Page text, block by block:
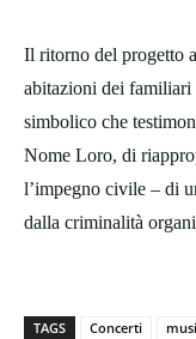
Il ritorno del progetto
abitazioni dei familiari
simbolico che
Nome Loro, di
l’impegno civile – di
dalla criminalità
TAGS Concerti